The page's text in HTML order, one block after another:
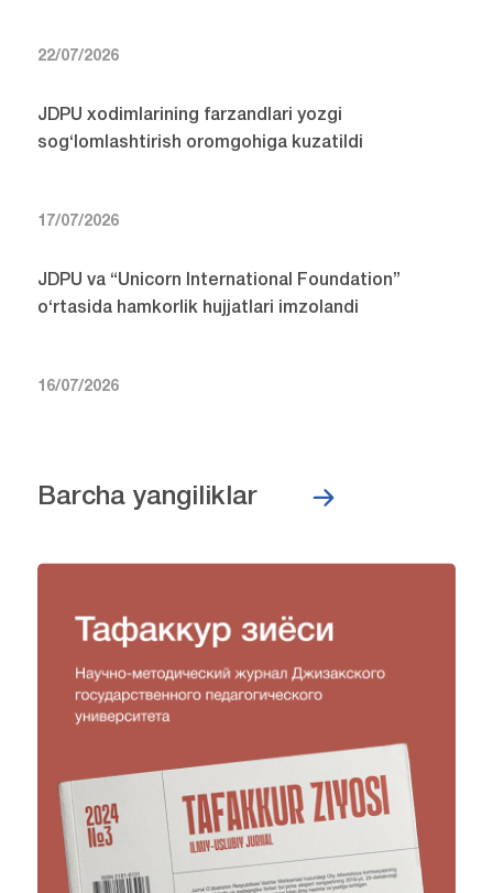
22/07/2026
JDPU xodimlarining farzandlari yozgi
sog‘lomlashtirish oromgohiga kuzatildi
17/07/2026
JDPU va “Unicorn International Foundation”
o‘rtasida hamkorlik hujjatlari imzolandi
16/07/2026
Barcha yangiliklar